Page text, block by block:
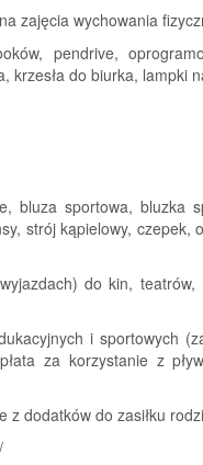
zajęcia wychowania
pendrive,
krzesła do biurka, lampki
bluza sportowa, bluzka
strój kąpielowy, czepek,
do kin, teatrów,
i sportowych
za korzystanie z
z dodatków do zasiłku